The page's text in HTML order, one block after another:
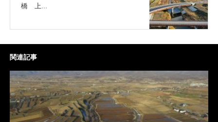
橋 上...
関連記事